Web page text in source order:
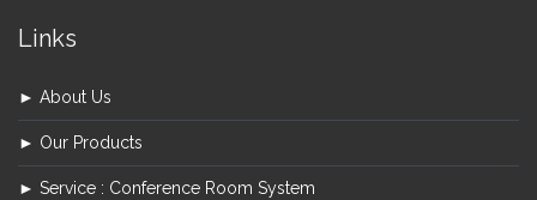
Links
► About Us
► Our Products
► Service : Conference Room System